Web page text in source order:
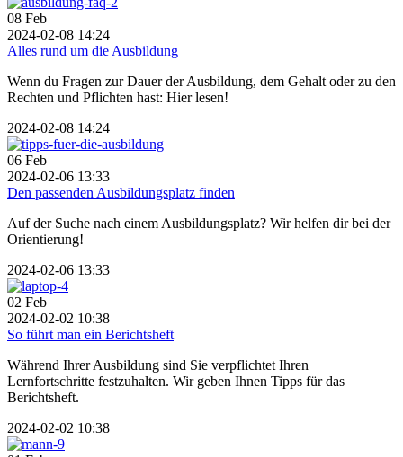
08 Feb
2024-02-08 14:24
Alles rund um die Ausbildung
Wenn du Fragen zur Dauer der Ausbildung, dem Gehalt oder zu den
Rechten und Pflichten hast: Hier lesen!
2024-02-08 14:24
06 Feb
2024-02-06 13:33
Den passenden Ausbildungsplatz finden
Auf der Suche nach einem Ausbildungsplatz? Wir helfen dir bei der
Orientierung!
2024-02-06 13:33
02 Feb
2024-02-02 10:38
So führt man ein Berichtsheft
Während Ihrer Ausbildung sind Sie verpflichtet Ihren
Lernfortschritte festzuhalten. Wir geben Ihnen Tipps für das
Berichtsheft.
2024-02-02 10:38